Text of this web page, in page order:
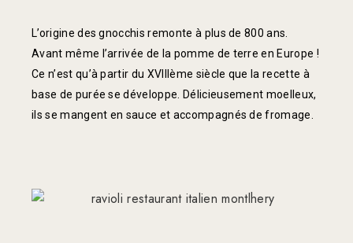
L’origine des gnocchis remonte à plus de 800 ans.
Avant même l’arrivée de la pomme de terre en Europe !
Ce n’est qu’à partir du XVIIIème siècle que la recette à
base de purée se développe. Délicieusement moelleux,
ils se mangent en sauce et accompagnés de fromage.